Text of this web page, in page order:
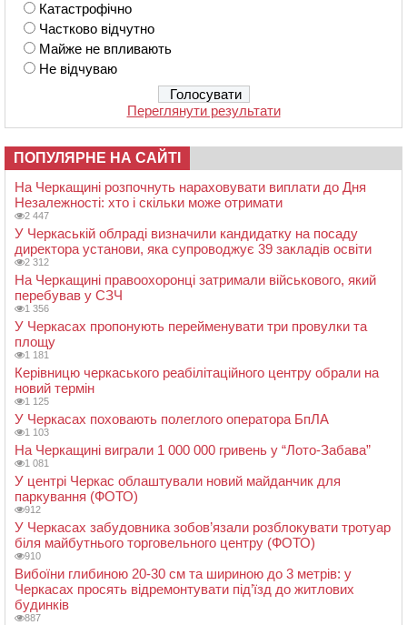
Катастрофічно
Частково відчутно
Майже не впливають
Не відчуваю
Переглянути результати
ПОПУЛЯРНЕ НА САЙТІ
На Черкащині розпочнуть нараховувати виплати до Дня
Незалежності: хто і скільки може отримати
2 447
У Черкаській облраді визначили кандидатку на посаду
директора установи, яка супроводжує 39 закладів освіти
2 312
На Черкащині правоохоронці затримали військового, який
перебував у СЗЧ
1 356
У Черкасах пропонують перейменувати три провулки та
площу
1 181
Керівницю черкаського реабілітаційного центру обрали на
новий термін
1 125
У Черкасах поховають полеглого оператора БпЛА
1 103
На Черкащині виграли 1 000 000 гривень у “Лото-Забава”
1 081
У центрі Черкас облаштували новий майданчик для
паркування (ФОТО)
912
У Черкасах забудовника зобов’язали розблокувати тротуар
біля майбутнього торговельного центру (ФОТО)
910
Вибоїни глибиною 20-30 см та шириною до 3 метрів: у
Черкасах просять відремонтувати під’їзд до житлових
будинків
887